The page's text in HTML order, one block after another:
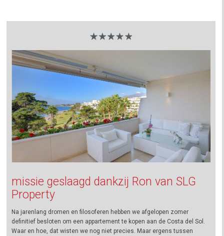
missie geslaagd dankzij Ron van SLG
Property
Na jarenlang dromen en filosoferen hebben we afgelopen zomer
definitief besloten om een appartement te kopen aan de Costa del Sol.
Waar en hoe, dat wisten we nog niet precies. Maar ergens tussen